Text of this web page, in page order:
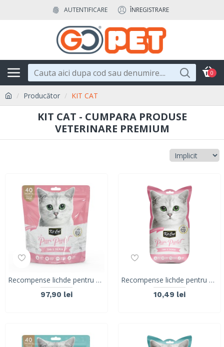
AUTENTIFICARE ÎNREGISTRARE
0
Producător KIT CAT
KIT CAT - CUMPARA PRODUSE
VETERINARE PREMIUM
Recompense lichde pentru pisici Kit Cat Purr Puree, ton si somon, 40 x 15g
97,90 lei
Recompense lichde pentru pisici Kit Cat Purr Puree, ton si somon, 4 x 15g
10,49 lei